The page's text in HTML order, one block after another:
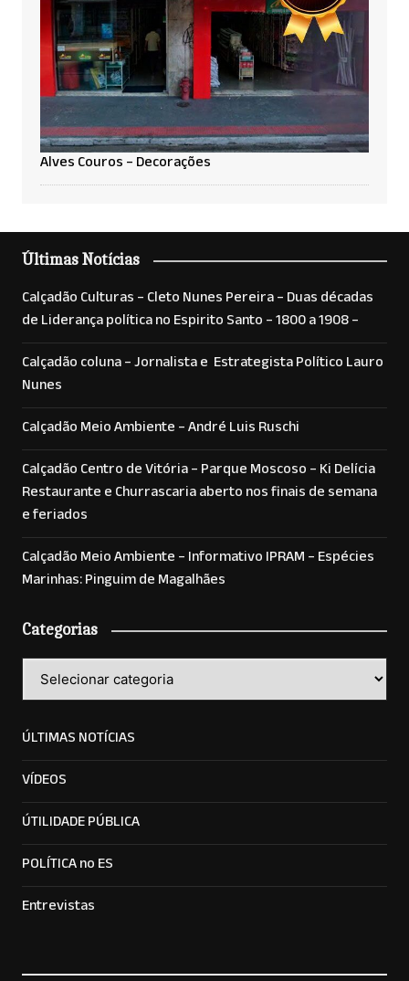
Alves Couros – Decorações
Últimas Notícias
Calçadão Culturas – Cleto Nunes Pereira – Duas décadas
de Liderança política no Espirito Santo – 1800 a 1908 –
Calçadão coluna – Jornalista e Estrategista Político Lauro
Nunes
Calçadão Meio Ambiente – André Luis Ruschi
Calçadão Centro de Vitória – Parque Moscoso – Ki Delícia
Restaurante e Churrascaria aberto nos finais de semana
e feriados
Calçadão Meio Ambiente – Informativo IPRAM – Espécies
Marinhas: Pinguim de Magalhães
Categorias
Categorias
ÚLTIMAS NOTÍCIAS
VÍDEOS
ÚTILIDADE PÚBLICA
POLÍTICA no ES
Entrevistas